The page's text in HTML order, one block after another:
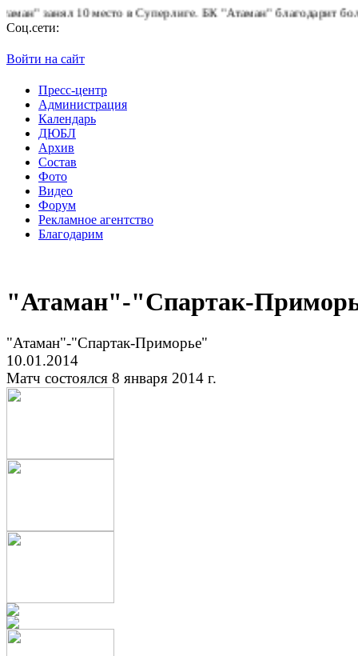
место в Суперлиге. БК "Атаман" благодарит болельщиков за
Соц.сети:
Войти на сайт
Пресс-центр
Администрация
Календарь
ДЮБЛ
Архив
Состав
Фото
Видео
Форум
Рекламное агентство
Благодарим
"Атаман"-"Спартак-
"Атаман"-"Спартак-Приморье"
10.01.2014
Матч состоялся 8 января 2014 г.